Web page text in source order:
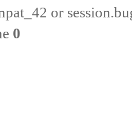
or
0